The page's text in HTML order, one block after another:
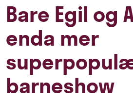
Bare Egil og
enda mer
barneshow